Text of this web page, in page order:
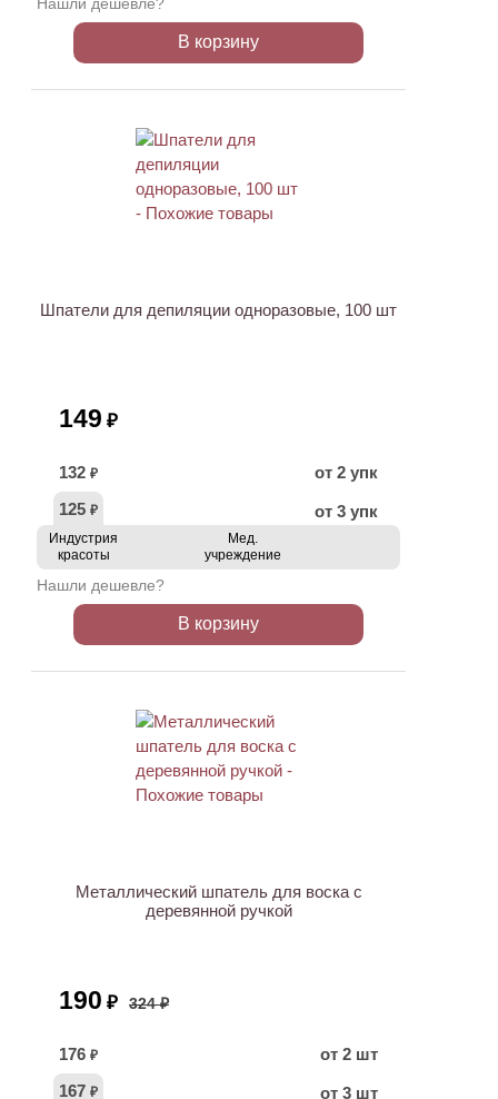
В корзину
Шпатели для депиляции одноразовые, 100 шт
149 ₽
132 ₽
от 2 упк
125 ₽ от 3 упк
Индустрия
красоты
Мед.
учреждение
Нашли дешевле?
В корзину
Металлический шпатель для воска с
деревянной ручкой
190 ₽ 324 ₽
176 ₽
от 2 шт
167 ₽ от 3 шт